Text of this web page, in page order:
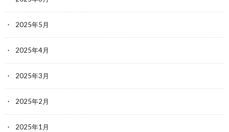
2025年5月
2025年4月
2025年3月
2025年2月
2025年1月